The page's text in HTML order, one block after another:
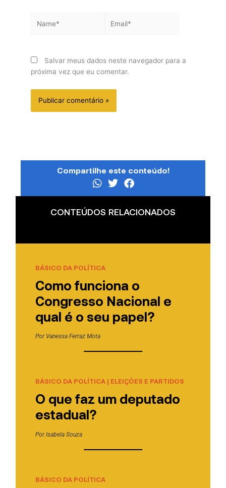
Salvar meus dados neste navegador para a
próxima vez que eu comentar.
Compartilhe este conteúdo!
CONTEÚDOS RELACIONADOS
BÁSICO DA POLÍTICA
Como funciona o
Congresso Nacional e
qual é o seu papel?
Por Vanessa Ferraz Mota
BÁSICO DA POLÍTICA| ELEIÇÕES E PARTIDOS
O que faz um deputado
estadual?
PorIsabela Souza
BÁSICO DA POLÍTICA